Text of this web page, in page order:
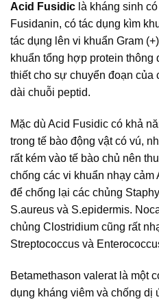
Acid Fusidic là kháng sinh
Fusidanin, có tác dụng kìm
tác dụng lên vi khuẩn Gram
khuẩn tổng hợp protein thông
thiết cho sự chuyển đoạn của
dài chuỗi peptid.
Mặc dù Acid Fusidic có khả
trong tế bào động vật có vú,
rất kém vào tế bào chủ nên
chống các vi khuẩn nhạy cảm
để chống lại các chủng
S.aureus và S.epidermis.
chủng Clostridium cũng rất
Streptococcus và
Betamethason valerat là một
dụng kháng viêm và chống dị